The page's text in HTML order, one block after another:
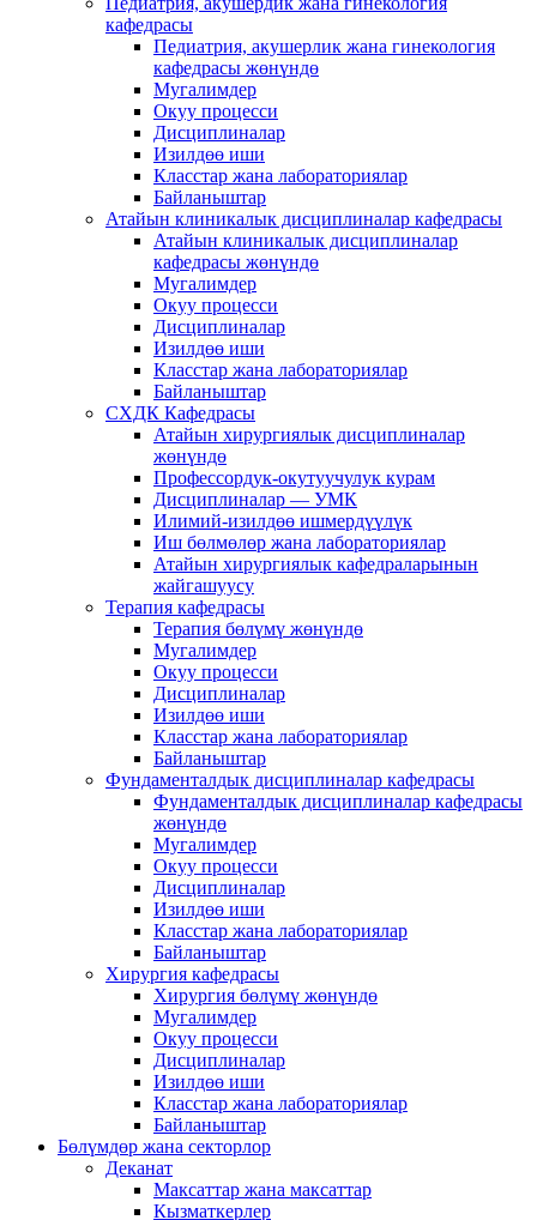
кафедрасы
Педиатрия, акушерлик жана гинекология
кафедрасы жөнүндө
Мугалимдер
Окуу процесси
Дисциплиналар
Изилдөө иши
Класстар жана лабораториялар
Байланыштар
Атайын клиникалык дисциплиналар кафедрасы
Атайын клиникалык дисциплиналар
кафедрасы жөнүндө
Мугалимдер
Окуу процесси
Дисциплиналар
Изилдөө иши
Класстар жана лабораториялар
Байланыштар
СХДК Кафедрасы
Атайын хирургиялык дисциплиналар
жөнүндө
Профессордук-окутуучулук курам
Дисциплиналар — УМК
Илимий-изилдөө ишмердүүлүк
Иш бөлмөлөр жана лабораториялар
Атайын хирургиялык кафедраларынын
жайгашуусу
Терапия кафедрасы
Терапия бөлүмү жөнүндө
Мугалимдер
Окуу процесси
Дисциплиналар
Изилдөө иши
Класстар жана лабораториялар
Байланыштар
Фундаменталдык дисциплиналар кафедрасы
Фундаменталдык дисциплиналар кафедрасы
жөнүндө
Мугалимдер
Окуу процесси
Дисциплиналар
Изилдөө иши
Класстар жана лабораториялар
Байланыштар
Хирургия кафедрасы
Хирургия бөлүмү жөнүндө
Мугалимдер
Окуу процесси
Дисциплиналар
Изилдөө иши
Класстар жана лабораториялар
Байланыштар
Бөлүмдөр жана секторлор
Деканат
Максаттар жана максаттар
Кызматкерлер